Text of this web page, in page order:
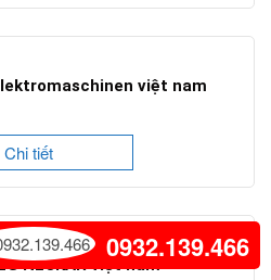
việt nam
Chi tiết
NECKAR việt nam
0932.139.466